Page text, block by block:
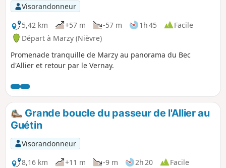
Visorandonneur
5,42 km
+57 m -57 m 1h 45
Facile
Départ à Marzy (Nièvre)
Promenade tranquille de Marzy au panorama du Bec
d'Allier et retour par le Vernay.
Grande boucle du passeur de l'Allier au
Guétin
Visorandonneur
8,16 km
+11 m -9 m 2h 20
Facile